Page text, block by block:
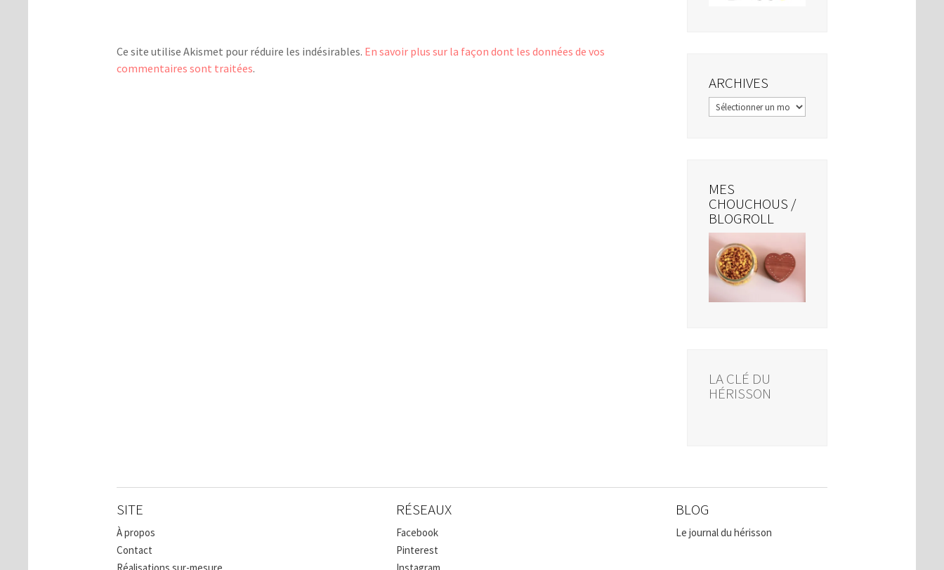
Ce site utilise Akismet pour réduire les indésirables. En savoir plus sur la façon dont les données de vos
commentaires sont traitées.
ARCHIVES
Archives
MES
CHOUCHOUS /
BLOGROLL
LA CLÉ DU
HÉRISSON
SITE
À propos
Contact
RÉSEAUX
Facebook
Pinterest
BLOG
Le journal du hérisson